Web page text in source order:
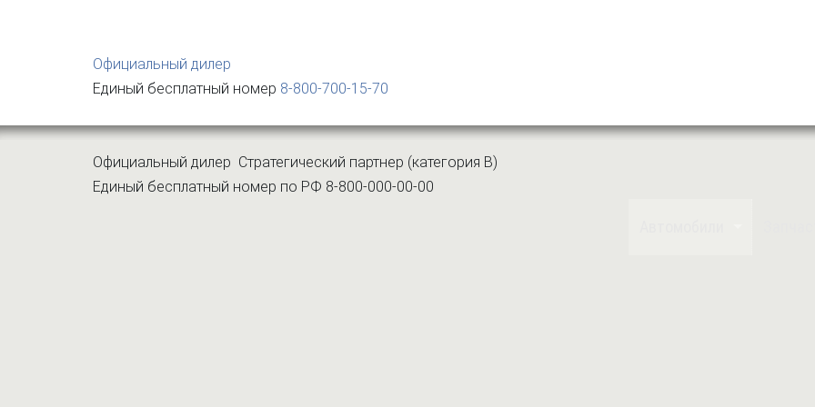
Официальный дилер
Единый бесплатный номер 8-800-700-15-70
Официальный дилер Стратегический партнер (категория B)
Единый бесплатный номер по РФ 8-800-000-00-00